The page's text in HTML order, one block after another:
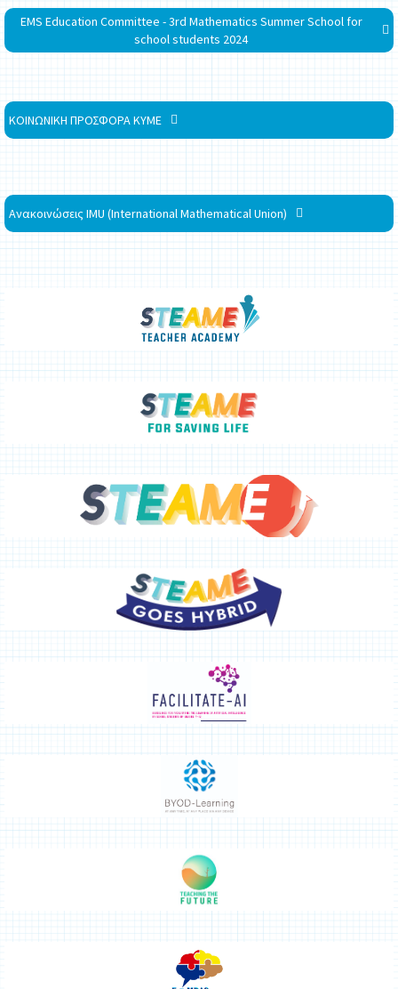
EMS Education Committee - 3rd Mathematics Summer School for
school students 2024
ΚΟΙΝΩΝΙΚΗ ΠΡΟΣΦΟΡΑ ΚΥΜΕ
Ανακοινώσεις IMU (International Mathematical Union)